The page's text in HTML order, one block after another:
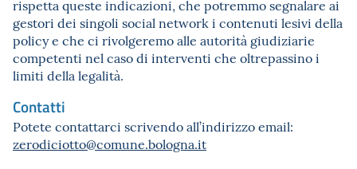
rispetta queste indicazioni, che potremmo segnalare ai
gestori dei singoli social network i contenuti lesivi della
policy e che ci rivolgeremo alle autorità giudiziarie
competenti nel caso di interventi che oltrepassino i
limiti della legalità.
Contatti
Potete contattarci scrivendo all’indirizzo email:
zerodiciotto@comune.bologna.it